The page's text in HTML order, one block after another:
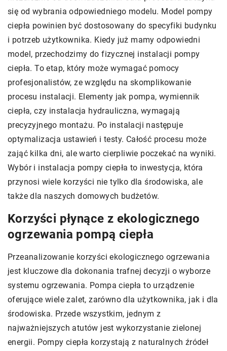
się od wybrania odpowiedniego modelu. Model pompy
ciepła powinien być dostosowany do specyfiki budynku
i potrzeb użytkownika. Kiedy już mamy odpowiedni
model, przechodzimy do fizycznej instalacji pompy
ciepła. To etap, który może wymagać pomocy
profesjonalistów, ze względu na skomplikowanie
procesu instalacji. Elementy jak pompa, wymiennik
ciepła, czy instalacja hydrauliczna, wymagają
precyzyjnego montażu. Po instalacji następuje
optymalizacja ustawień i testy. Całość procesu może
zająć kilka dni, ale warto cierpliwie poczekać na wyniki.
Wybór i instalacja pompy ciepła to inwestycja, która
przynosi wiele korzyści nie tylko dla środowiska, ale
także dla naszych domowych budżetów.
Korzyści płynące z ekologicznego
ogrzewania pompą ciepła
Przeanalizowanie korzyści ekologicznego ogrzewania
jest kluczowe dla dokonania trafnej decyzji o wyborze
systemu ogrzewania. Pompa ciepła to urządzenie
oferujące wiele zalet, zarówno dla użytkownika, jak i dla
środowiska. Przede wszystkim, jednym z
najważniejszych atutów jest wykorzystanie zielonej
energii. Pompy ciepła korzystają z naturalnych źródeł